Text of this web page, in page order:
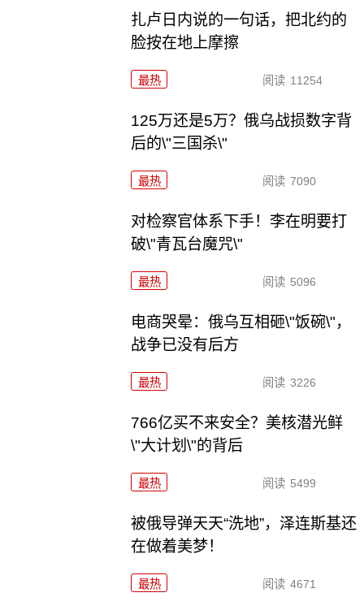
扎卢日内说的一句话，把北约的
脸按在地上摩擦
最热 阅读 11254
125万还是5万？俄乌战损数字背
后的\"三国杀\"
最热 阅读 7090
对检察官体系下手！李在明要打
破\"青瓦台魔咒\"
最热 阅读 5096
电商哭晕：俄乌互相砸\"饭碗\"，
战争已没有后方
最热 阅读 3226
766亿买不来安全？美核潜光鲜
\"大计划\"的背后
最热 阅读 5499
被俄导弹天天“洗地”，泽连斯基还
在做着美梦！
最热 阅读 4671